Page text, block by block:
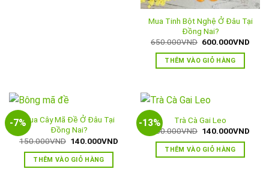
Mua Tinh Bột Nghệ Ở Đâu Tại
Đồng Nai?
650.000VND Giá
là:
650.000VND.
600.000VND
THÊM VÀO GIỎ HÀNG
-7%Mua Cây Mã Đề Ở Đâu Tại
Đồng Nai?
150.000VND Giá
là:
150.000VND.
140.000VND
THÊM VÀO GIỎ HÀNG
-13%
Trà Cà Gai Leo
160.000VND Giá
là:
160.000VND.
140.000VND
THÊM VÀO GIỎ HÀNG